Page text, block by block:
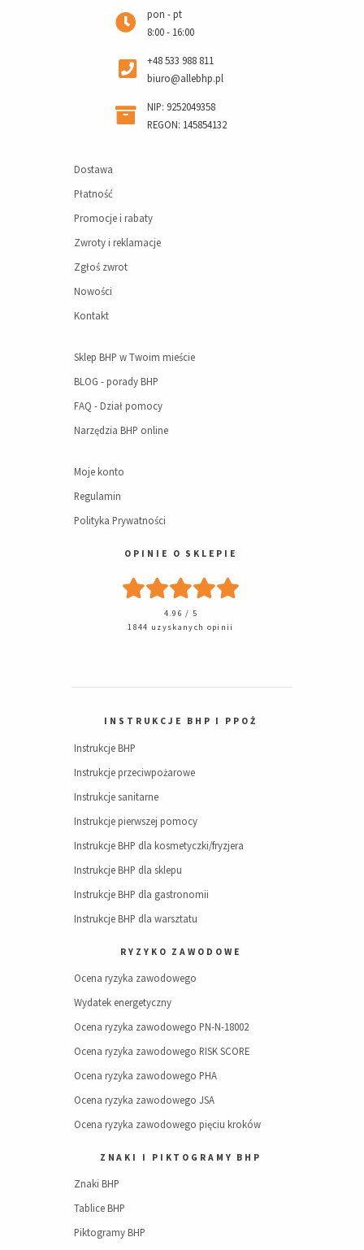
pon - pt
8:00 - 16:00
+48 533 988 811
biuro@allebhp.pl
NIP: 9252049358
REGON: 145854132
Dostawa
Płatność
Promocje i rabaty
Zwroty i reklamacje
Zgłoś zwrot
Nowości
Kontakt
Sklep BHP w Twoim mieście
BLOG - porady BHP
FAQ - Dział pomocy
Narzędzia BHP online
Moje konto
Regulamin
Polityka Prywatności
OPINIE O SKLEPIE
4.96 / 5
1844 uzyskanych opinii
INSTRUKCJE BHP I PPOŻ
Instrukcje BHP
Instrukcje przeciwpożarowe
Instrukcje sanitarne
Instrukcje pierwszej pomocy
Instrukcje BHP dla kosmetyczki/fryzjera
Instrukcje BHP dla sklepu
Instrukcje BHP dla gastronomii
Instrukcje BHP dla warsztatu
RYZYKO ZAWODOWE
Ocena ryzyka zawodowego
Wydatek energetyczny
Ocena ryzyka zawodowego PN-N-18002
Ocena ryzyka zawodowego RISK SCORE
Ocena ryzyka zawodowego PHA
Ocena ryzyka zawodowego JSA
Ocena ryzyka zawodowego pięciu kroków
ZNAKI I PIKTOGRAMY BHP
Znaki BHP
Tablice BHP
Piktogramy BHP